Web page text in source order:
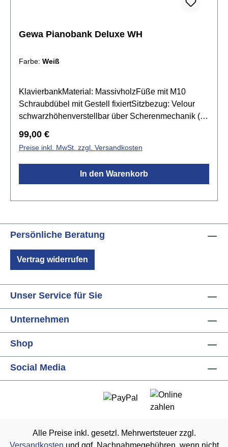
Gewa Pianobank Deluxe WH
Farbe: Weiß
KlavierbankMaterial: MassivholzFüße mit M10
Schraubdübel mit Gestell fixiertSitzbezug: Velour
schwarzhöhenverstellbar über Scherenmechanik (
Regulärer Preis:
99,00 €
Preise inkl. MwSt. zzgl. Versandkosten
In den Warenkorb
Persönliche Beratung
Vertrag widerrufen
Unser Service für Sie
Unternehmen
Shop
Social Media
Alle Preise inkl. gesetzl. Mehrwertsteuer zzgl.
Versandkosten und ggf. Nachnahmegebühren, wenn nicht